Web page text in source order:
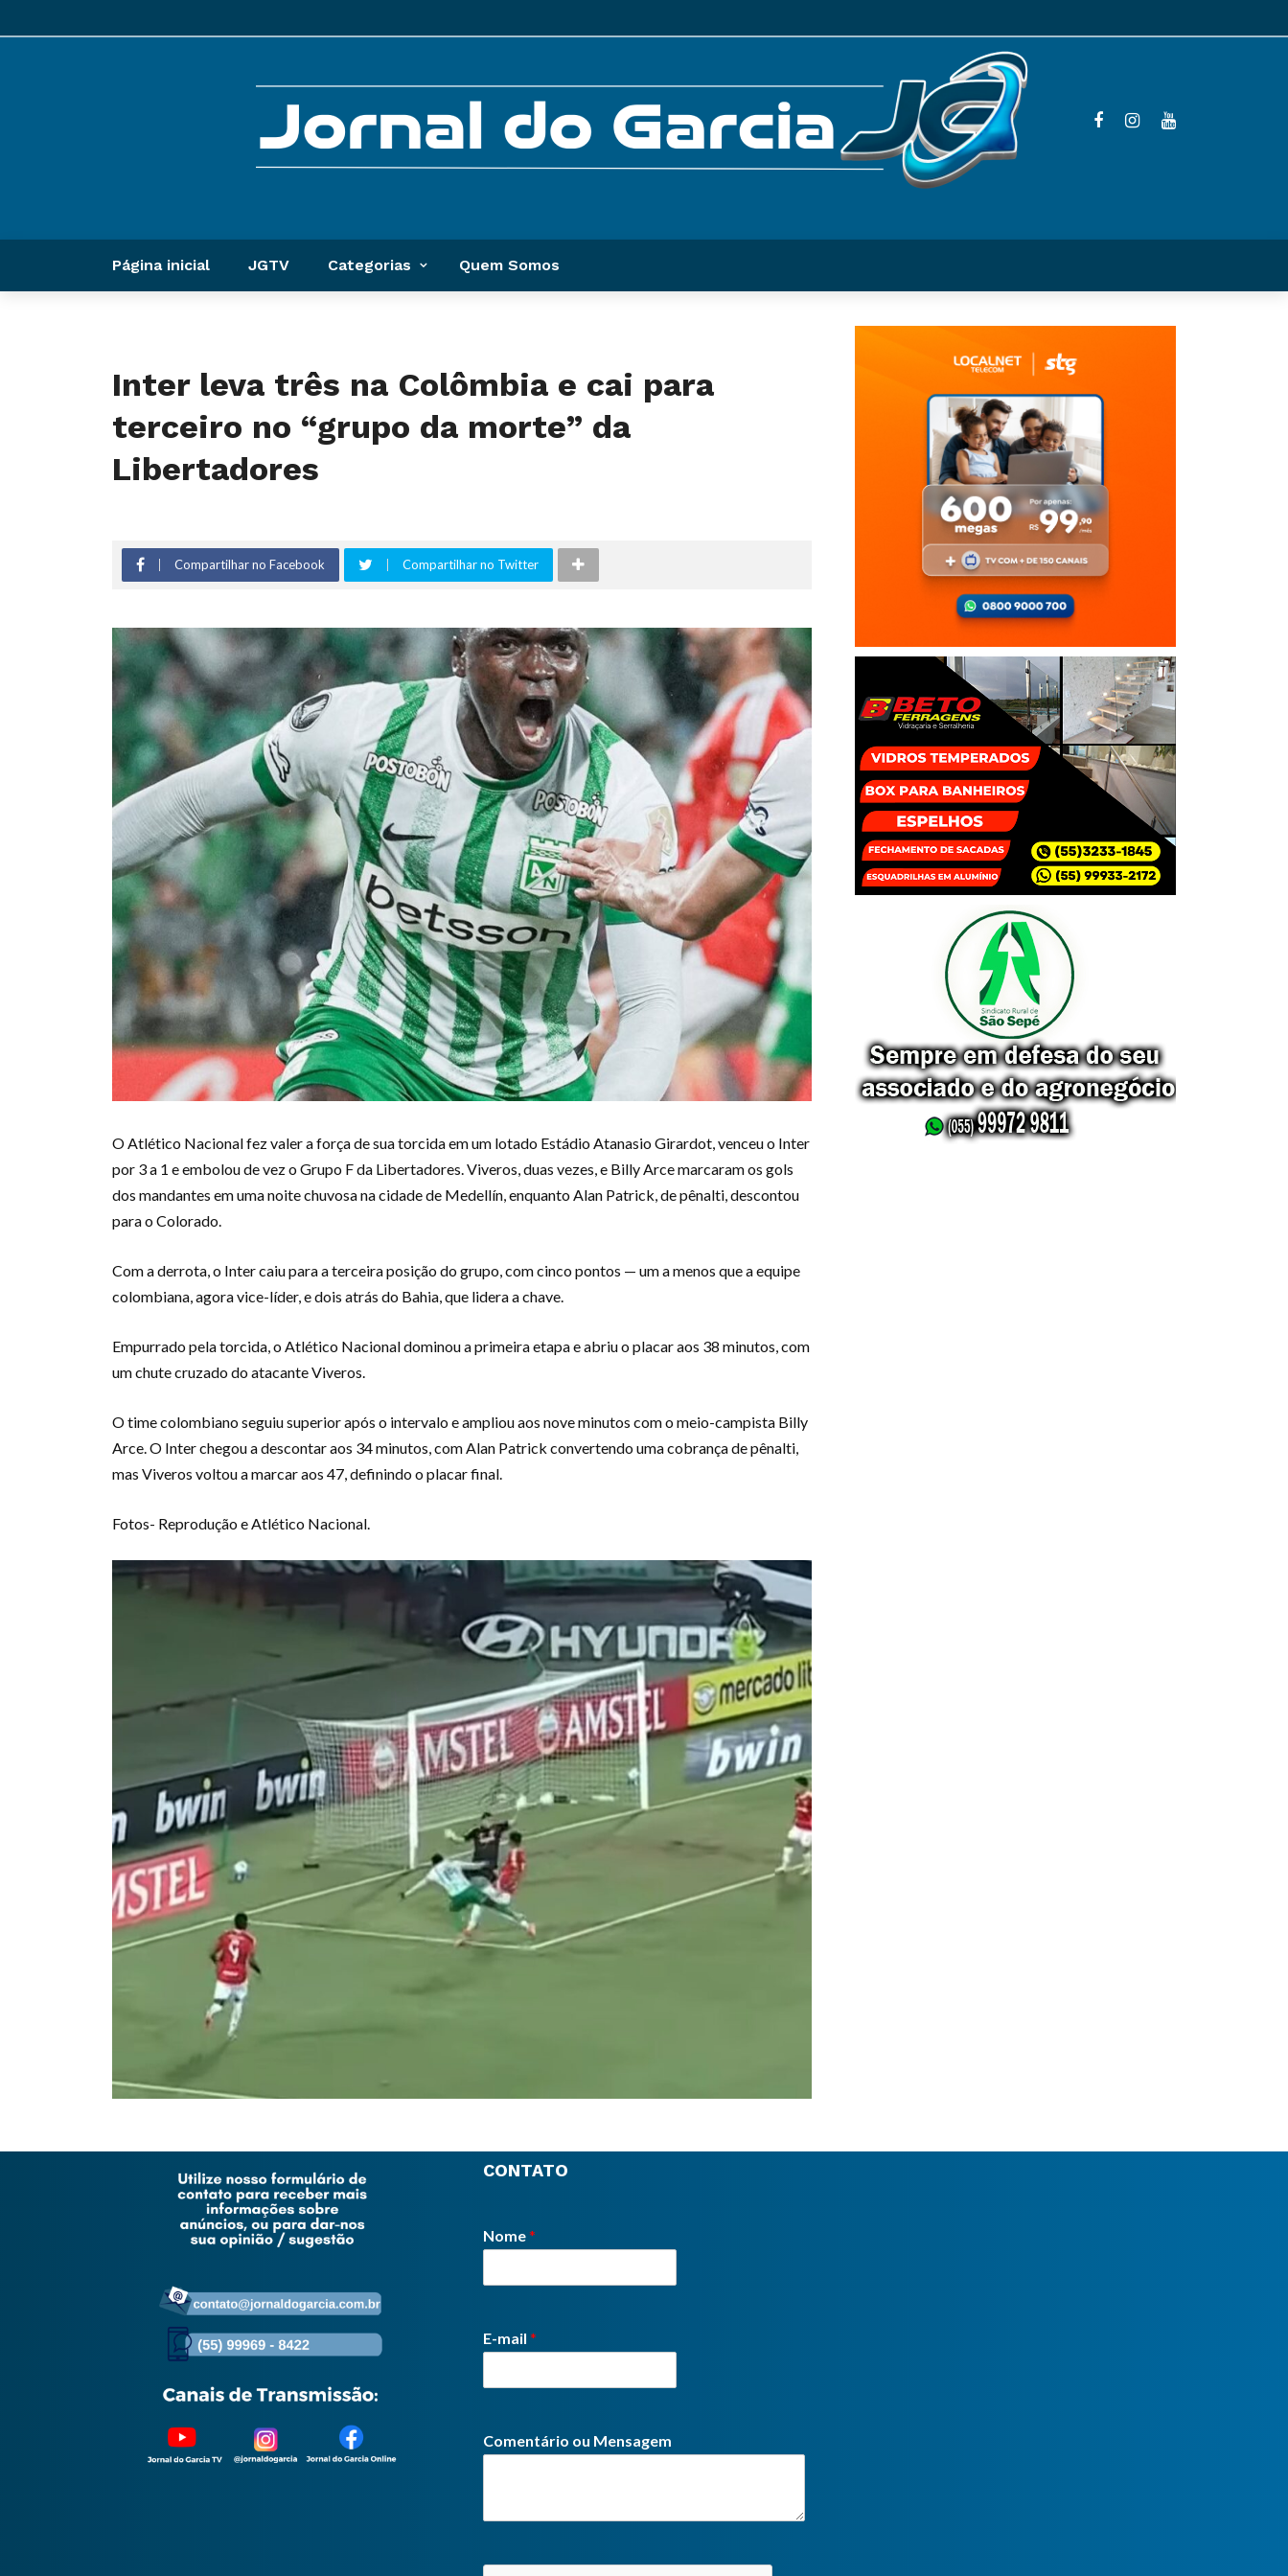
Página inicial JGTV Categorias Quem Somos
Inter leva três na Colômbia e cai para
terceiro no “grupo da morte” da
Libertadores
Compartilhar no Facebook Compartilhar no Twitter
O Atlético Nacional fez valer a força de sua torcida em um lotado Estádio Atanasio Girardot, venceu o Inter
por 3 a 1 e embolou de vez o Grupo F da Libertadores. Viveros, duas vezes, e Billy Arce marcaram os gols
dos mandantes em uma noite chuvosa na cidade de Medellín, enquanto Alan Patrick, de pênalti, descontou
para o Colorado.
Com a derrota, o Inter caiu para a terceira posição do grupo, com cinco pontos — um a menos que a equipe
colombiana, agora vice-líder, e dois atrás do Bahia, que lidera a chave.
Empurrado pela torcida, o Atlético Nacional dominou a primeira etapa e abriu o placar aos 38 minutos, com
um chute cruzado do atacante Viveros.
O time colombiano seguiu superior após o intervalo e ampliou aos nove minutos com o meio-campista Billy
Arce. O Inter chegou a descontar aos 34 minutos, com Alan Patrick convertendo uma cobrança de pênalti,
mas Viveros voltou a marcar aos 47, definindo o placar final.
Fotos- Reprodução e Atlético Nacional.
CONTATO
Nome*
E-mail *
Comentário ou Mensagem